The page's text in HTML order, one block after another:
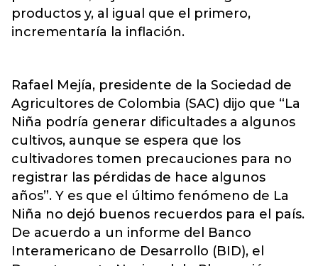
productos y, al igual que el primero,
incrementaría la inflación.
Rafael Mejía, presidente de la Sociedad de
Agricultores de Colombia (SAC) dijo que “La
Niña podría generar dificultades a algunos
cultivos, aunque se espera que los
cultivadores tomen precauciones para no
registrar las pérdidas de hace algunos
años”. Y es que el último fenómeno de La
Niña no dejó buenos recuerdos para el país.
De acuerdo a un informe del Banco
Interamericano de Desarrollo (BID), el